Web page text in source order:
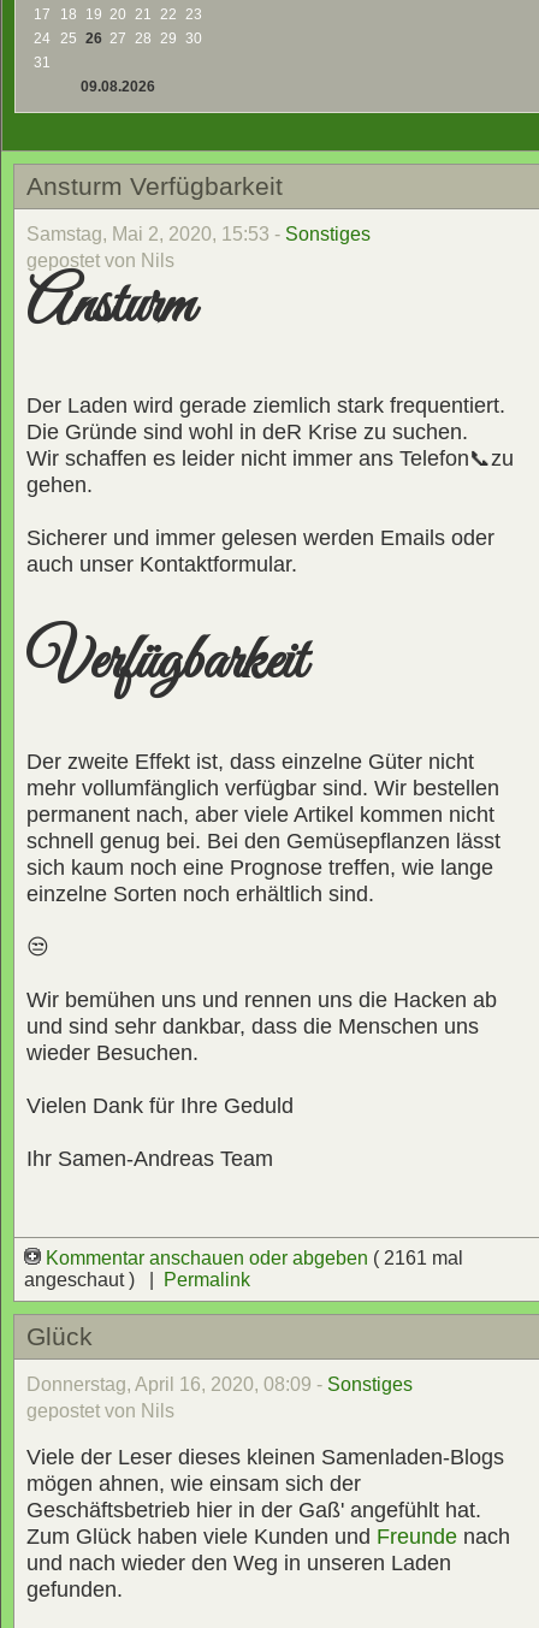
17
18 19 20 21 22 23
24
25 26 27 28 29 30
31
09.08.2026
Ansturm Verfügbarkeit
Samstag, Mai 2, 2020, 15:53 - Sonstiges
gepostet von Nils
Ansturm
Der Laden wird gerade ziemlich stark frequentiert.
Die Gründe sind wohl in deR Krise zu suchen.
Wir schaffen es leider nicht immer ans Telefon📞zu
gehen.
Sicherer und immer gelesen werden Emails oder
auch unser Kontaktformular.
Verfügbarkeit
Der zweite Effekt ist, dass einzelne Güter nicht
mehr vollumfänglich verfügbar sind. Wir bestellen
permanent nach, aber viele Artikel kommen nicht
schnell genug bei. Bei den Gemüsepflanzen lässt
sich kaum noch eine Prognose treffen, wie lange
einzelne Sorten noch erhältlich sind.
😒
Wir bemühen uns und rennen uns die Hacken ab
und sind sehr dankbar, dass die Menschen uns
wieder Besuchen.
Vielen Dank für Ihre Geduld
Ihr Samen-Andreas Team
Kommentar anschauen oder abgeben ( 2161 mal
angeschaut ) |
Permalink
Glück
Donnerstag, April 16, 2020, 08:09 - Sonstiges
gepostet von Nils
Viele der Leser dieses kleinen Samenladen-Blogs
mögen ahnen, wie einsam sich der
Geschäftsbetrieb hier in der Gaß' angefühlt hat.
Zum Glück haben viele Kunden und Freunde nach
und nach wieder den Weg in unseren Laden
gefunden.